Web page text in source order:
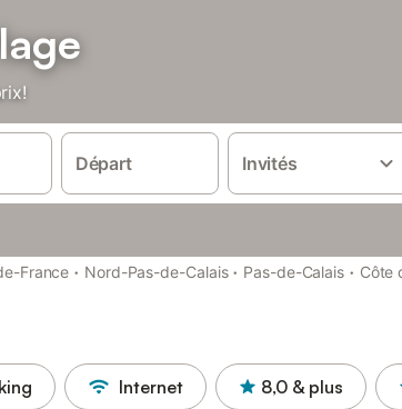
Départ Invités
France · Nord-Pas-de-Calais · Pas-de-Calais · Côte
Internet 8,0 & plus